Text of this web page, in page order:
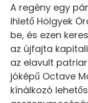
A regény egy
ihlető Hölgyek
be, és ezen
az újfajta
az elavult
jóképű Octave
kínálkozó